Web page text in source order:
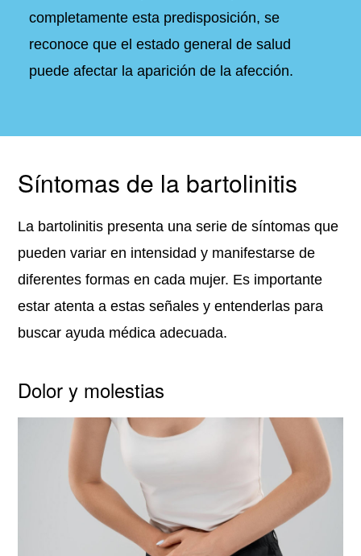
completamente esta predisposición, se
reconoce que el estado general de salud
puede afectar la aparición de la afección.
Síntomas de la bartolinitis
La bartolinitis presenta una serie de síntomas que
pueden variar en intensidad y manifestarse de
diferentes formas en cada mujer. Es importante
estar atenta a estas señales y entenderlas para
buscar ayuda médica adecuada.
Dolor y molestias